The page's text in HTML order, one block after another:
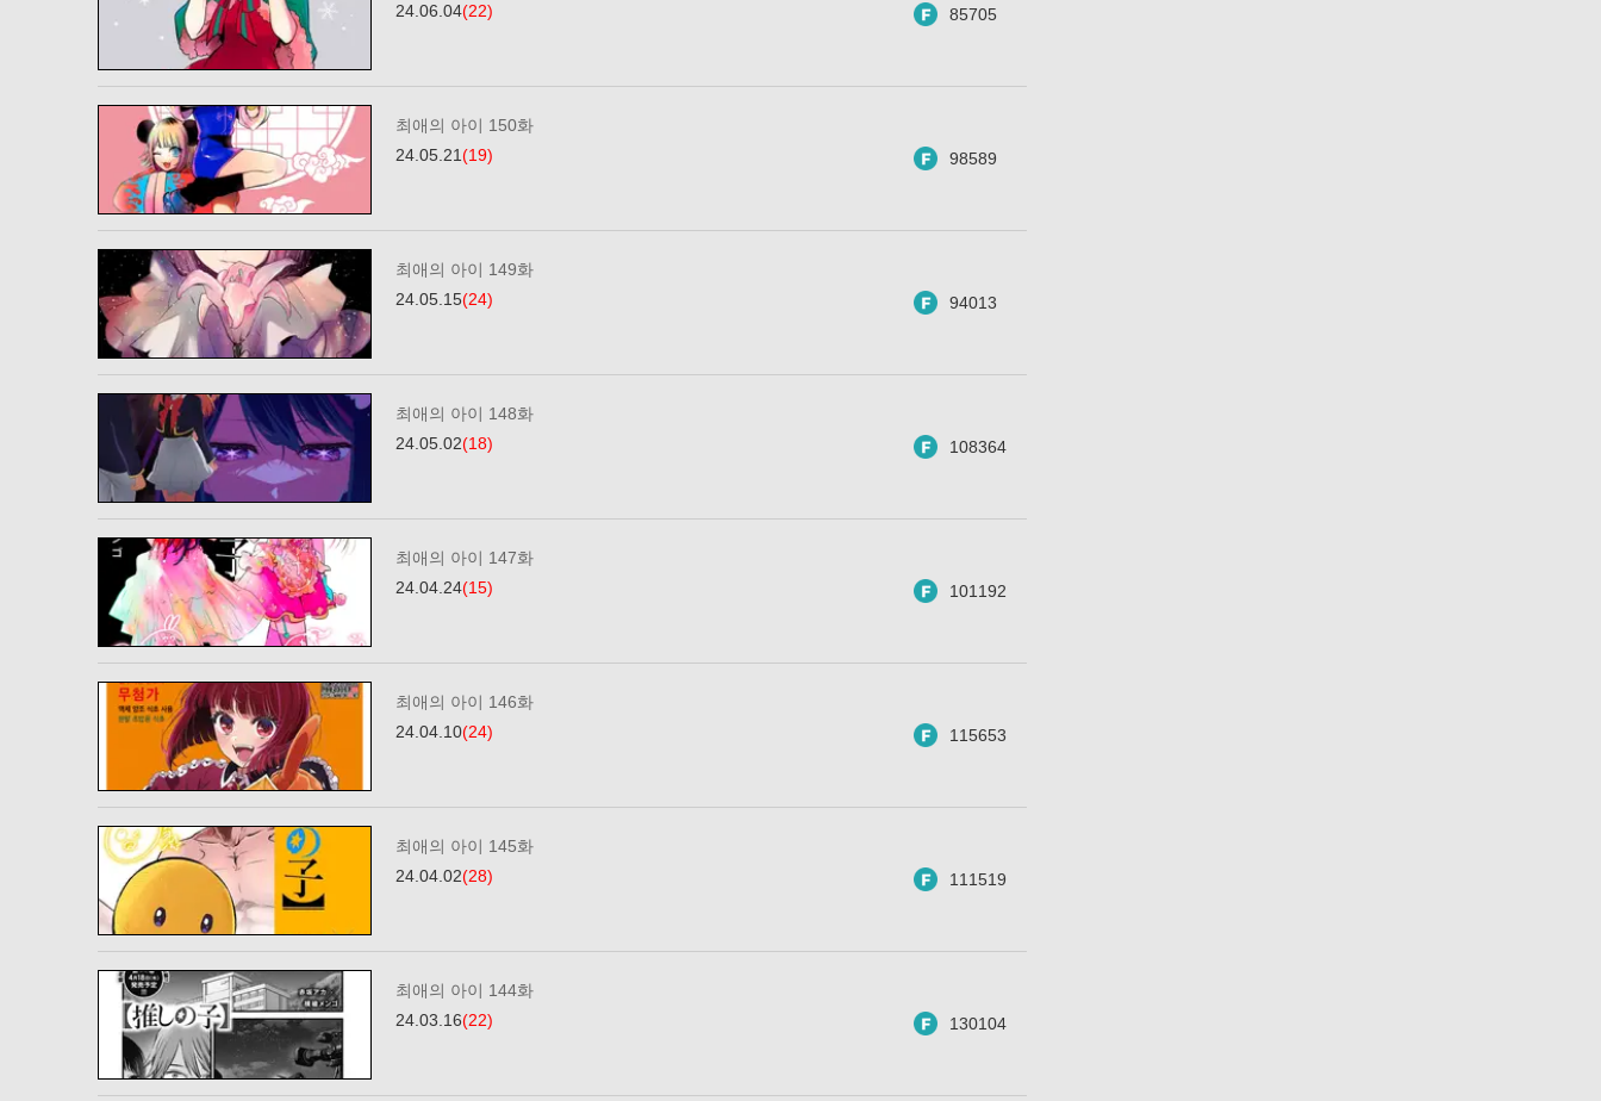
24.06.04(22) 85705
최애의 아이 150화
24.05.21(19) 98589
최애의 아이 149화
24.05.15(24) 94013
최애의 아이 148화
24.05.02(18) 108364
최애의 아이 147화
24.04.24(15) 101192
최애의 아이 146화
24.04.10(24) 115653
최애의 아이 145화
24.04.02(28) 111519
최애의 아이 144화
24.03.16(22) 130104